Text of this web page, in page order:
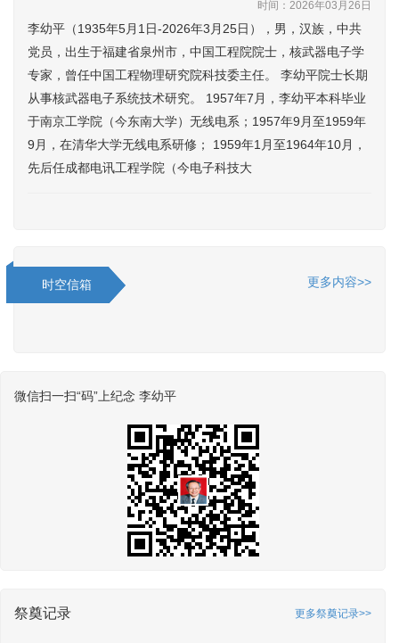
时间：2026年03月26日
李幼平（1935年5月1日-2026年3月25日），男，汉族，中共
党员，出生于福建省泉州市，中国工程院院士，核武器电子学
专家，曾任中国工程物理研究院科技委主任。 李幼平院士长期
从事核武器电子系统技术研究。 1957年7月，李幼平本科毕业
于南京工学院（今东南大学）无线电系；1957年9月至1959年
9月，在清华大学无线电系研修； 1959年1月至1964年10月，
先后任成都电讯工程学院（今电子科技大
时空信箱 更多内容>>
微信扫一扫“码”上纪念 李幼平
祭奠记录 更多祭奠记录>>